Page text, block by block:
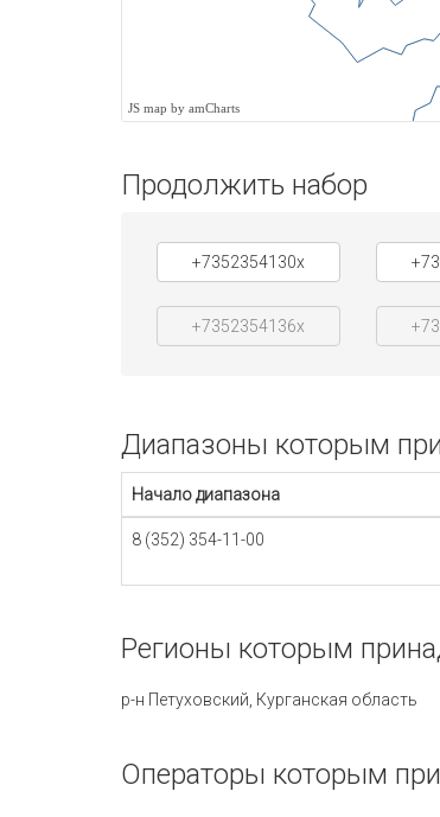
JS map by amCharts
Продолжить набор
+7352354130x
+7352354136x
Диапазоны которым
Начало диапазона
8 (352) 354-11-00
Регионы которым
р-н Петуховский, Курганская область
Операторы которым